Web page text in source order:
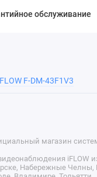
обслуживание
F-DM-43F1V3
магазин
iFLOW
Набережные Челны,